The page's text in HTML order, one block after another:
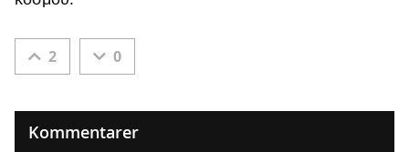
2 0
Kommentarer